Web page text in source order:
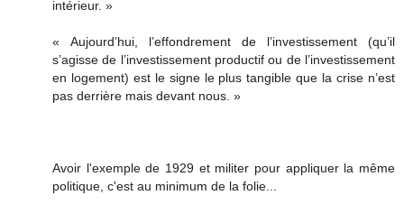
intérieur. »
« Aujourd’hui, l’effondrement de l’investissement (qu’il
s’agisse de l’investissement productif ou de l’investissement
en logement) est le signe le plus tangible que la crise n’est
pas derrière mais devant nous. »
Avoir l'exemple de 1929 et militer pour appliquer la même
politique, c'est au minimum de la folie...